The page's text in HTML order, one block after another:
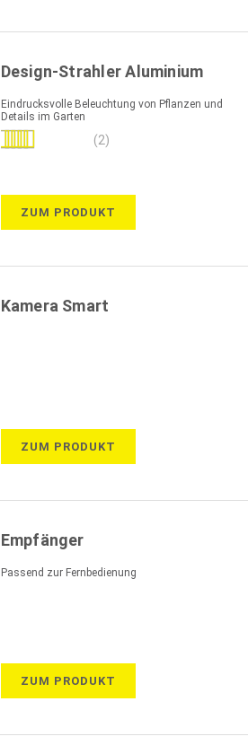
Design-Strahler Aluminium
Eindrucksvolle Beleuchtung von Pflanzen und
Details im Garten
Bewertung:
(2)
ZUM PRODUKT
Kamera Smart
ZUM PRODUKT
Empfänger
Passend zur Fernbedienung
ZUM PRODUKT